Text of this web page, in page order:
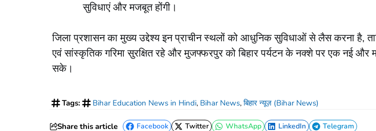
सुविधाएं और मजबूत होंगी।
​जिला प्रशासन का मुख्य उद्देश्य इन प्राचीन स्थलों को आधुनिक सुविधाओं से लैस करना है,
एवं सांस्कृतिक गरिमा सुरक्षित रहे और मुजफ्फरपुर को बिहार पर्यटन के नक्शे पर एक नई और
सके।
Tags: Bihar Education News in Hindi, Bihar News,बिहार न्यूज़ (Bihar News)
Share this article Facebook Twitter WhatsApp LinkedIn Telegram